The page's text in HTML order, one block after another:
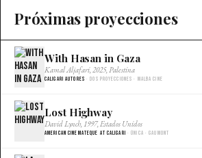
Próximas proyecciones
With Hasan in Gaza
Kamal Aljafari, 2025, Palestina
Caligari Autores · Dos proyecciones · Malba Cine
Lost Highway
David Lynch, 1997, Estados Unidos
American Cinemateque at Caligari · Única · Gaumont